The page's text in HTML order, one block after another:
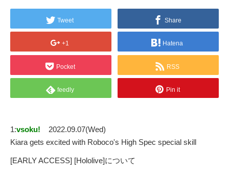
Tweet Share
+1 Hatena
Pocket RSS
feedly Pin it
1:vsoku!
2022.09.07(Wed)
Kiara gets excited with Roboco's High Spec special skill
[EARLY ACCESS] [Hololive]について